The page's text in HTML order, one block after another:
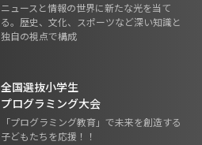
ニュースと情報の世界に新たな光を当て
る。歴史、文化、スポーツなど深い知識と
独自の視点で構成
全国選抜小学生
プログラミング大会
「プログラミング教育」で未来を創造する
子どもたちを応援！！